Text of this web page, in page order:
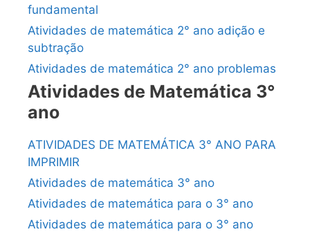
fundamental
Atividades de matemática 2° ano adição e
subtração
Atividades de matemática 2° ano problemas
Atividades de Matemática 3°
ano
ATIVIDADES DE MATEMÁTICA 3° ANO PARA
IMPRIMIR
Atividades de matemática 3° ano
Atividades de matemática para o 3° ano
Atividades de matemática para o 3° ano